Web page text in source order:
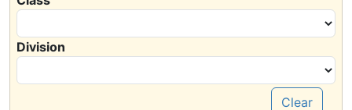
Division
Clear